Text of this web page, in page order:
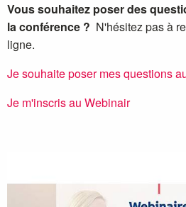
Vous souhaitez poser des
la conférence ? N'hésitez pas à
ligne.
Je souhaite poser mes questions
Je m'inscris au Webinair